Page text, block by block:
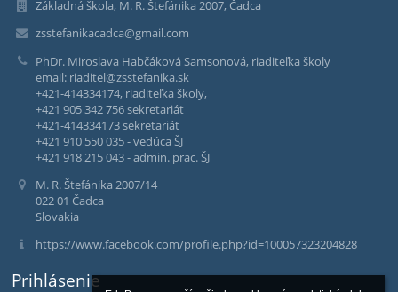
Základná škola, M. R. Štefánika 2007, Čadca
zsstefanikacadca@gmail.com
PhDr. Miroslava Habčáková Samsonová, riaditeľka školy
email: riaditel@zsstefanika.sk
+421-414334174, riaditeľka školy,
+421 905 342 756 sekretariát
+421-414334173 sekretariát
+421 910 550 035 - vedúca ŠJ
+421 918 215 043 - admin. prac. ŠJ
M. R. Štefánika 2007/14
022 01 Čadca
Slovakia
https://www.facebook.com/profile.php?id=100057323204828
Prihlásenie